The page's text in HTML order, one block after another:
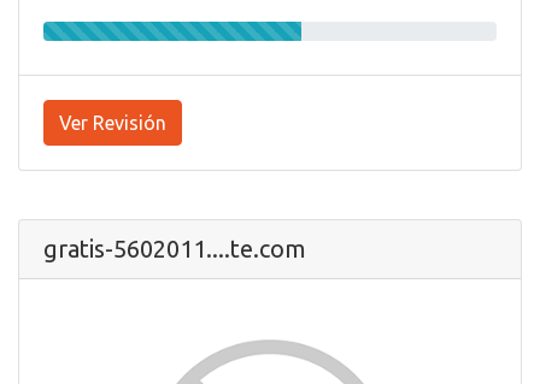
Ver Revisión
gratis-5602011....te.com